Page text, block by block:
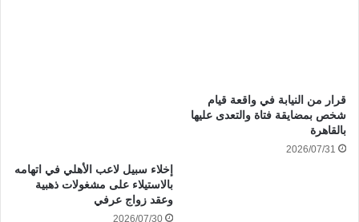
قرار من النيابة في واقعة قيام
شخص بمضايقة فتاة والتعدى عليها
بالقاهرة
2026/07/31
إخلاء سبيل لاعب الأهلي في اتهامه
بالاستيلاء على مشغولات ذهبية
وعقد زواج عرفي
2026/07/30